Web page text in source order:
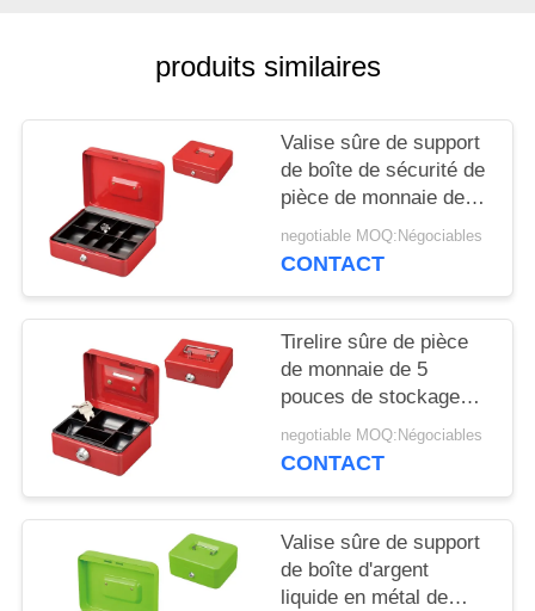
PRIVACY
POLICY
produits similaires
Valise sûre de support
de boîte de sécurité de
pièce de monnaie de
stockage verrouillable
d'argent avec des
negotiable MOQ:Négociables
CONTACT
Tirelire sûre de pièce
de monnaie de 5
pouces de stockage
verrouillable d'argent
avec la serrure
negotiable MOQ:Négociables
CONTACT
Valise sûre de support
de boîte d'argent
liquide en métal de